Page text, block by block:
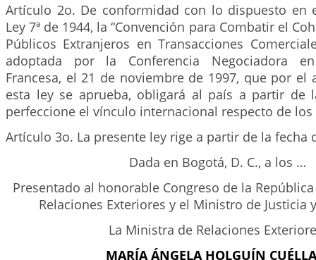
Artículo 2o. De conformidad con lo dispuesto en
Ley 7ª de 1944, la “Convención para Combatir el
Públicos Extranjeros en Transacciones
adoptada por la Conferencia Negociadora
Francesa, el 21 de noviembre de 1997, que por
esta ley se aprueba, obligará al país a partir de
perfeccione el vínculo internacional respecto de
Artículo 3o. La presente ley rige a partir de la fecha
Dada en Bogotá, D. C., a los …
Presentado al honorable Congreso de la
Relaciones Exteriores y el Ministro de Justicia
La Ministra de Relaciones
MARÍA ÁNGELA HOLGUÍN